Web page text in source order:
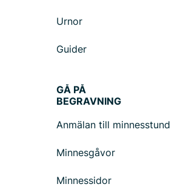
Urnor
Guider
GÅ PÅ
BEGRAVNING
Anmälan till minnesstund
Minnesgåvor
Minnessidor